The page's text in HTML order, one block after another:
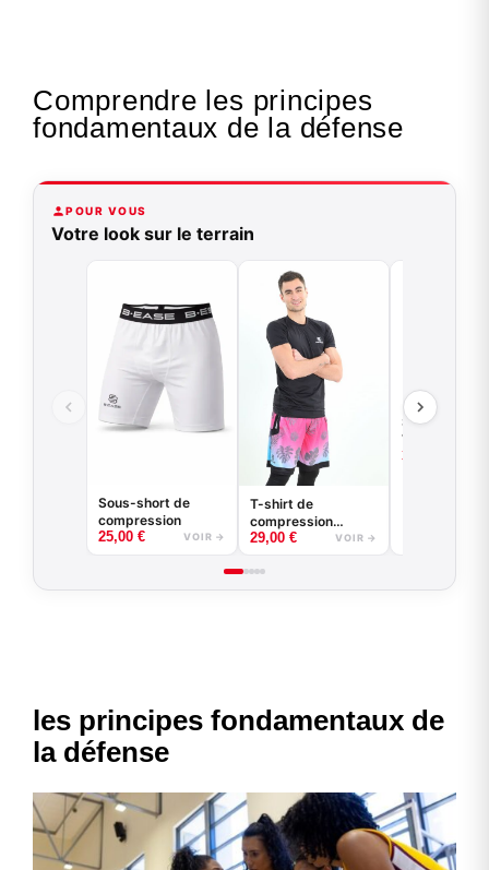
Comprendre les principes
fondamentaux de la défense
POUR VOUS
Votre look sur le terrain
Sous-short de
compression
25,00 € VOIR →
T-shirt de
compression
basketball - Good
Blanc
29,00 € VOIR →
Short de
VENICE
35,00
les principes fondamentaux de
la défense